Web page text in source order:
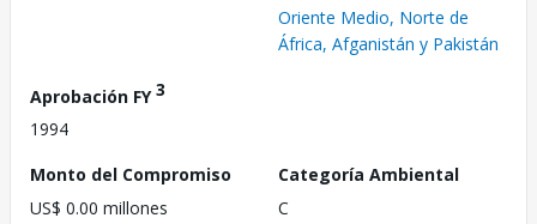
Oriente Medio, Norte de
África, Afganistán y Pakistán
Aprobación FY3
1994
Monto del Compromiso
US$ 0.00 millones
Categoría Ambiental
C